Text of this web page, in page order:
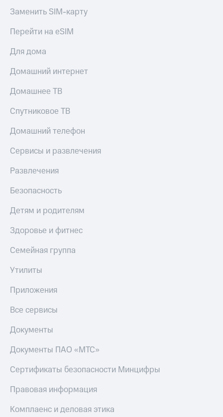
Заменить SIM-карту
Перейти на eSIM
Для дома
Домашний интернет
Домашнее ТВ
Спутниковое ТВ
Домашний телефон
Сервисы и развлечения
Развлечения
Безопасность
Детям и родителям
Здоровье и фитнес
Семейная группа
Утилиты
Приложения
Все сервисы
Документы
Документы ПАО «МТС»
Сертификаты безопасности Минцифры
Правовая информация
Комплаенс и деловая этика